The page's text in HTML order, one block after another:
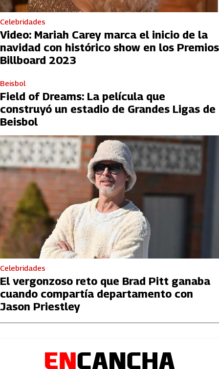
Celebridades
Video: Mariah Carey marca el inicio de la
navidad con histórico show en los Premios
Billboard 2023
Beisbol
Field of Dreams: La película que
construyó un estadio de Grandes Ligas de
Beisbol
Celebridades
El vergonzoso reto que Brad Pitt ganaba
cuando compartía departamento con
Jason Priestley